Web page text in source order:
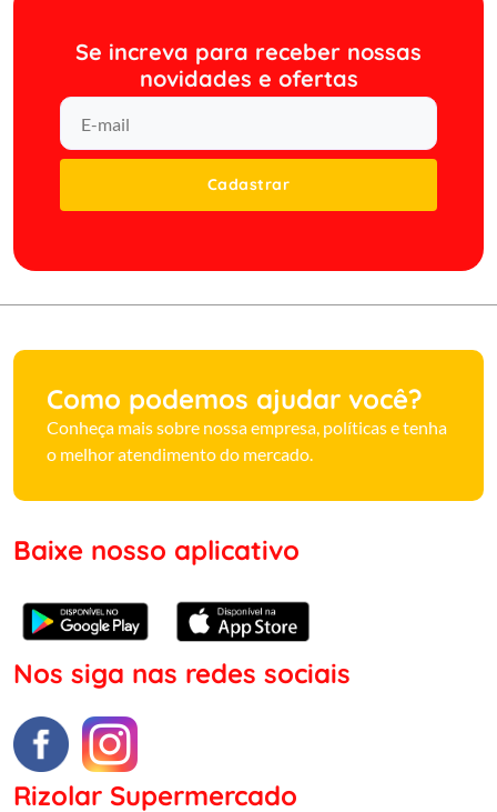
Se increva para receber nossas
novidades e ofertas
Cadastrar
Como podemos ajudar você?
Conheça mais sobre nossa empresa, políticas e tenha
o melhor atendimento do mercado.
Baixe nosso aplicativo
Nos siga nas redes sociais
Rizolar Supermercado